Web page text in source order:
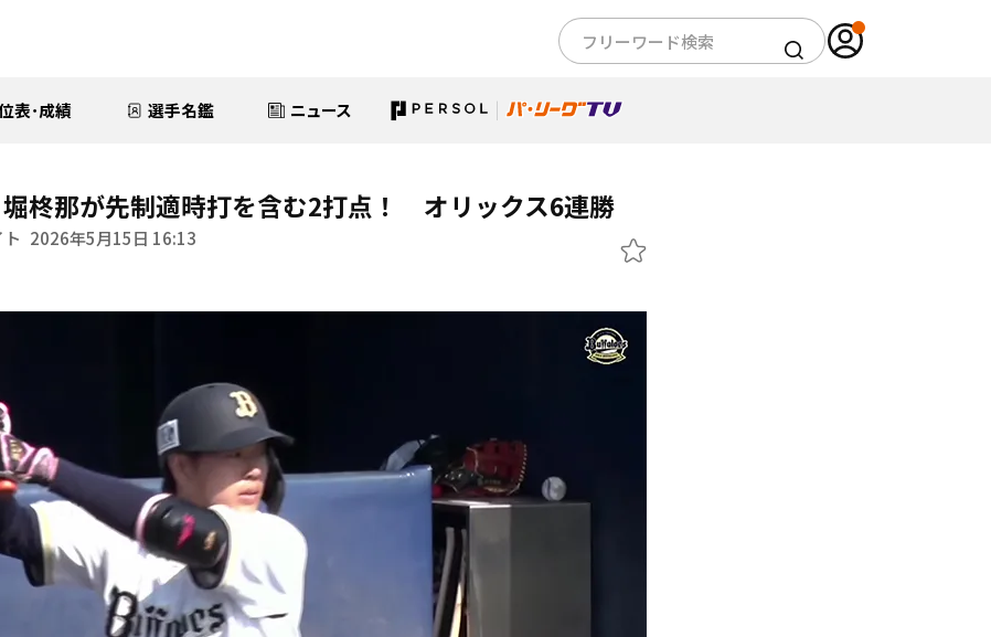
表･成績 選手名鑑 ニュース
堀柊那が先制適時打を含む2打点！ オリックス6連勝
2026年5月15日 16:13